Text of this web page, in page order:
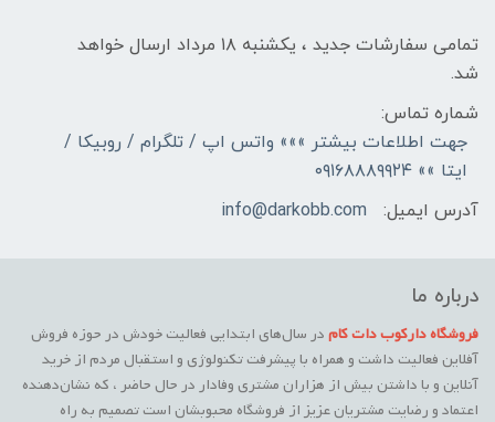
تمامی سفارشات جدید ، یکشنبه ۱۸ مرداد ارسال خواهد
شد.
شماره تماس:
جهت اطلاعات بیشتر »»» واتس اپ / تلگرام / روبیکا /
ایتا »» ۰۹۱۶۸۸۸۹۹۲۴
آدرس ایمیل:
info@darkobb.com
درباره ما
فروشگاه دارکوب دات کامدر سال‌های ابتدایی فعالیت خودش در حوزه فروش
آفلاین فعالیت داشت و همراه با پیشرفت تکنولوژی و استقبال مردم از خرید
آنلاین و با داشتن بیش از هزاران مشتری وفادار در حال حاضر ، که نشان‌دهنده
اعتماد و رضایت مشتریان عزیز از فروشگاه محبوبشان است تصمیم به راه